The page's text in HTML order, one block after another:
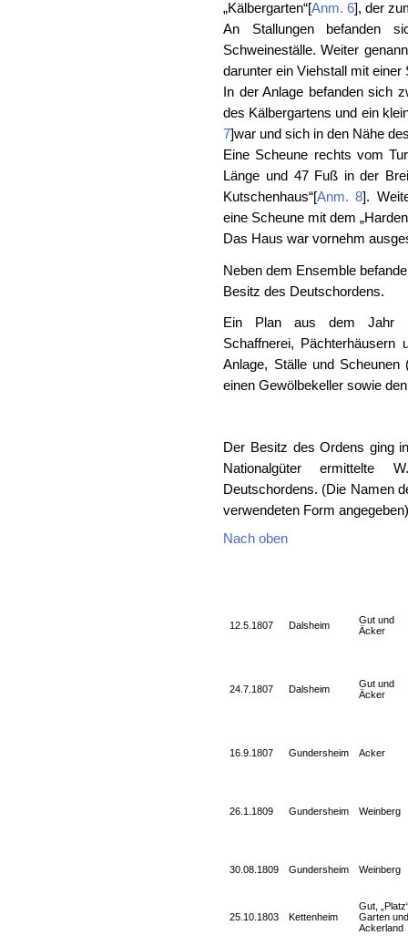
„Kälbergarten“[Anm. 6], der
An Stallungen befanden
Schweineställe. Weiter
darunter ein Viehstall mit einer
In der Anlage befanden sich
des Kälbergartens und ein
7]war und sich in den Nähe
Eine Scheune rechts vom
Länge und 47 Fuß in der
Kutschenhaus“[Anm. 8].
eine Scheune mit dem
Das Haus war vornehm
Neben dem Ensemble
Besitz des Deutschordens.
Ein Plan aus dem Jahr
Schaffnerei, Pächterhäusern
Anlage, Ställe und Scheunen
einen Gewölbekeller sowie
Der Besitz des Ordens ging
Nationalgüter ermittelte
Deutschordens. (Die Namen
verwendeten Form
Nach oben
12.5.1807 Dalsheim
Gut und
Äcker
24.7.1807 Dalsheim
Gut und
Äcker
16.9.1807 Gundersheim Acker
26.1.1809 Gundersheim Weinberg
30.08.1809 Gundersheim Weinberg
25.10.1803 Kettenheim
Gut,
Garten und
Ackerland